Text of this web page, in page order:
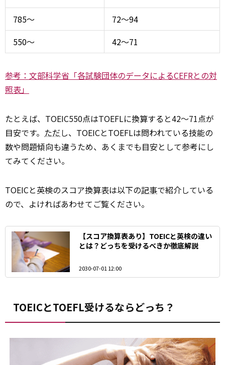
785〜
72〜94
550〜
42〜71
参考：文部科学省「各試験団体のデータによるCEFRとの対
照表」
たとえば、TOEIC550点はTOEFLに換算すると42〜71点が
目安です。 ただし、TOEICとTOEFLは問われている技能の
数や問題傾向も違うため、あくまでも目安として参考にし
てみてください。
TOEICと英検のスコア換算表は以下の記事で紹介している
ので、よければあわせてご覧ください。
【スコア換算表あり】TOEICと英検の違い
とは？どっちを受けるべきか徹底解説
2030-07-01 12:00
TOEICとTOEFL受けるならどっち？